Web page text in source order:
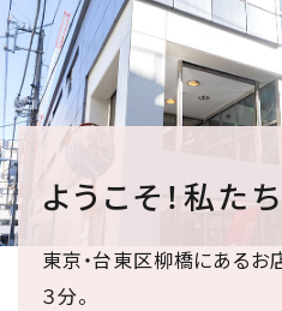
ようこそ！私た
東京・台東区柳橋にある
３分。